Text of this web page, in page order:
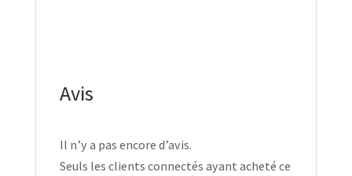
Avis
Il n’y a pas encore d’avis.
Seuls les clients connectés ayant acheté ce